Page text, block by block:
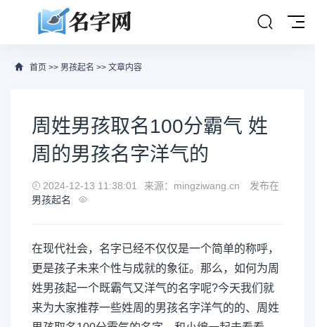
首页 >> 男孩起名 >> 文章内容
周姓男孩取名100分霸气 姓
周的男孩名字洋气的
2024-12-13 11:38:01 来源：mingziwang.cn
发布在
男孩起名
在现代社会，名字已经不仅仅是一个简单的称呼，
更是孩子未来个性与成就的象征。那么，如何为周
姓男孩起一个既霸气又洋气的名字呢?今天我们就
来为大家推荐一些姓周的男孩名字洋气的的、周姓